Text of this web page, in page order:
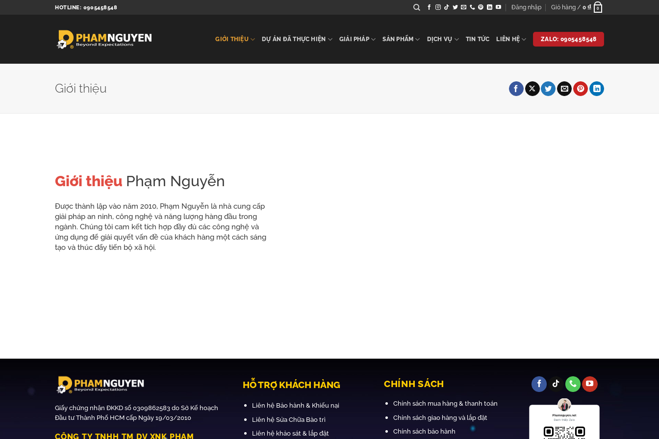
HOTLINE: 0905458548 Đăng nhập Giỏ hàng / 0 ₫ 0
GIỚI THIỆU DỰ ÁN ĐÃ THỰC HIỆN GIẢI PHÁP SẢN PHẨM DỊCH VỤ TIN TỨC LIÊN HỆ ZALO: 0905458548
Giới thiệu
Giới thiệu Phạm Nguyễn
Được thành lập vào năm 2010, Phạm Nguyễn là nhà cung cấp
giải pháp an ninh, công nghệ và năng lượng hàng đầu trong
ngành. Chúng tôi cam kết tích hợp đầy đủ các công nghệ và
ứng dụng để giải quyết vấn đề của khách hàng một cách sáng
tạo và thúc đẩy tiến bộ xã hội.
Giấy chứng nhận ĐKKD số 0309862583 do Sở Kế hoạch
Đầu tư Thành Phố HCM cấp Ngày 19/03/2010
CÔNG TY TNHH TM DV XNK PHẠM
HỖ TRỢ KHÁCH HÀNG
Liên hệ Bảo hành & Khiếu nại
Liên hệ Sửa Chữa Bào trì
Liên hệ khảo sát & lắp đặt
CHÍNH SÁCH
Chính sách mua hàng & thanh toán
Chính sách giao hàng và lắp đặt
Chính sách bảo hành